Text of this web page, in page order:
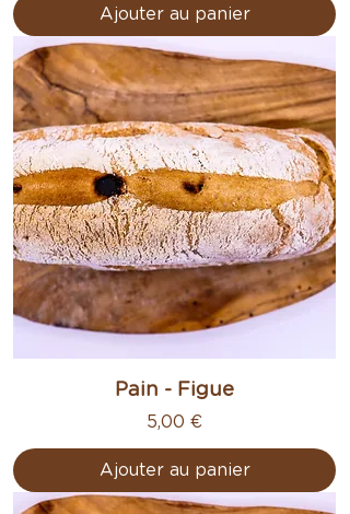
Ajouter au panier
Pain - Figue
Prix
5,00 €
Ajouter au panier